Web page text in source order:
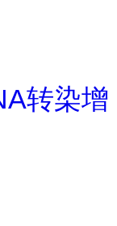
转染增